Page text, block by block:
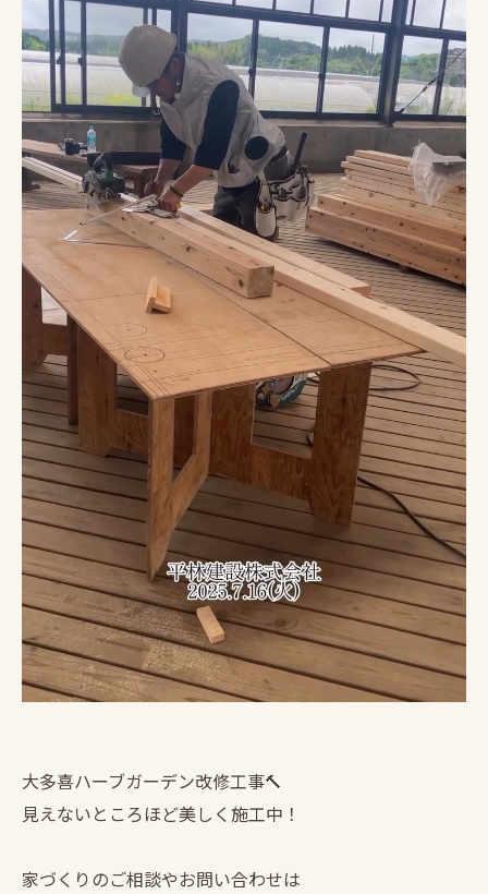
大多喜ハーブガーデン改修工事🔨
見えないところほど美しく施工中！
家づくりのご相談やお問い合わせは